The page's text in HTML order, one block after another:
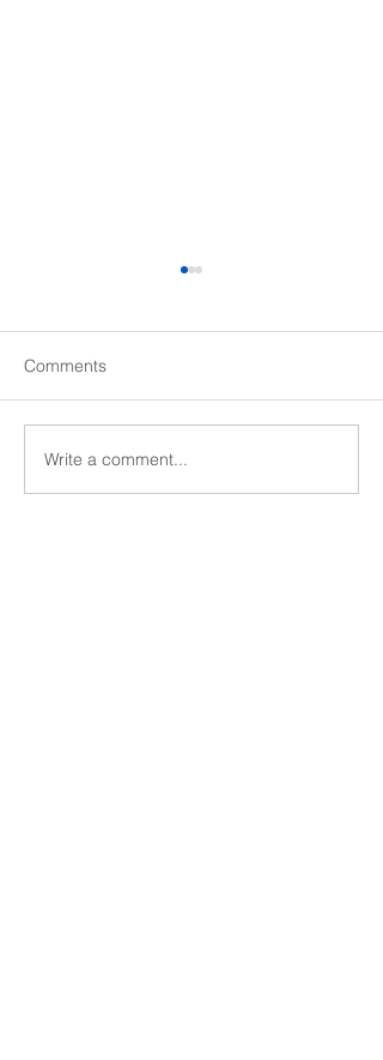
西京高校エンタープライ
ジング科「約束記号」問
Comments
Write a comment...